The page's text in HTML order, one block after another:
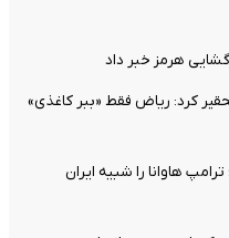
هرمز خبر داد
کرد: ریاض فقط «ببر کاغذی»
هاوانا را شبیه ایران